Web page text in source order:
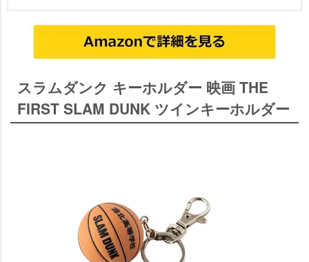
スラムダンク キーホルダー 映画 THE
FIRST SLAM DUNK ツインキーホルダー